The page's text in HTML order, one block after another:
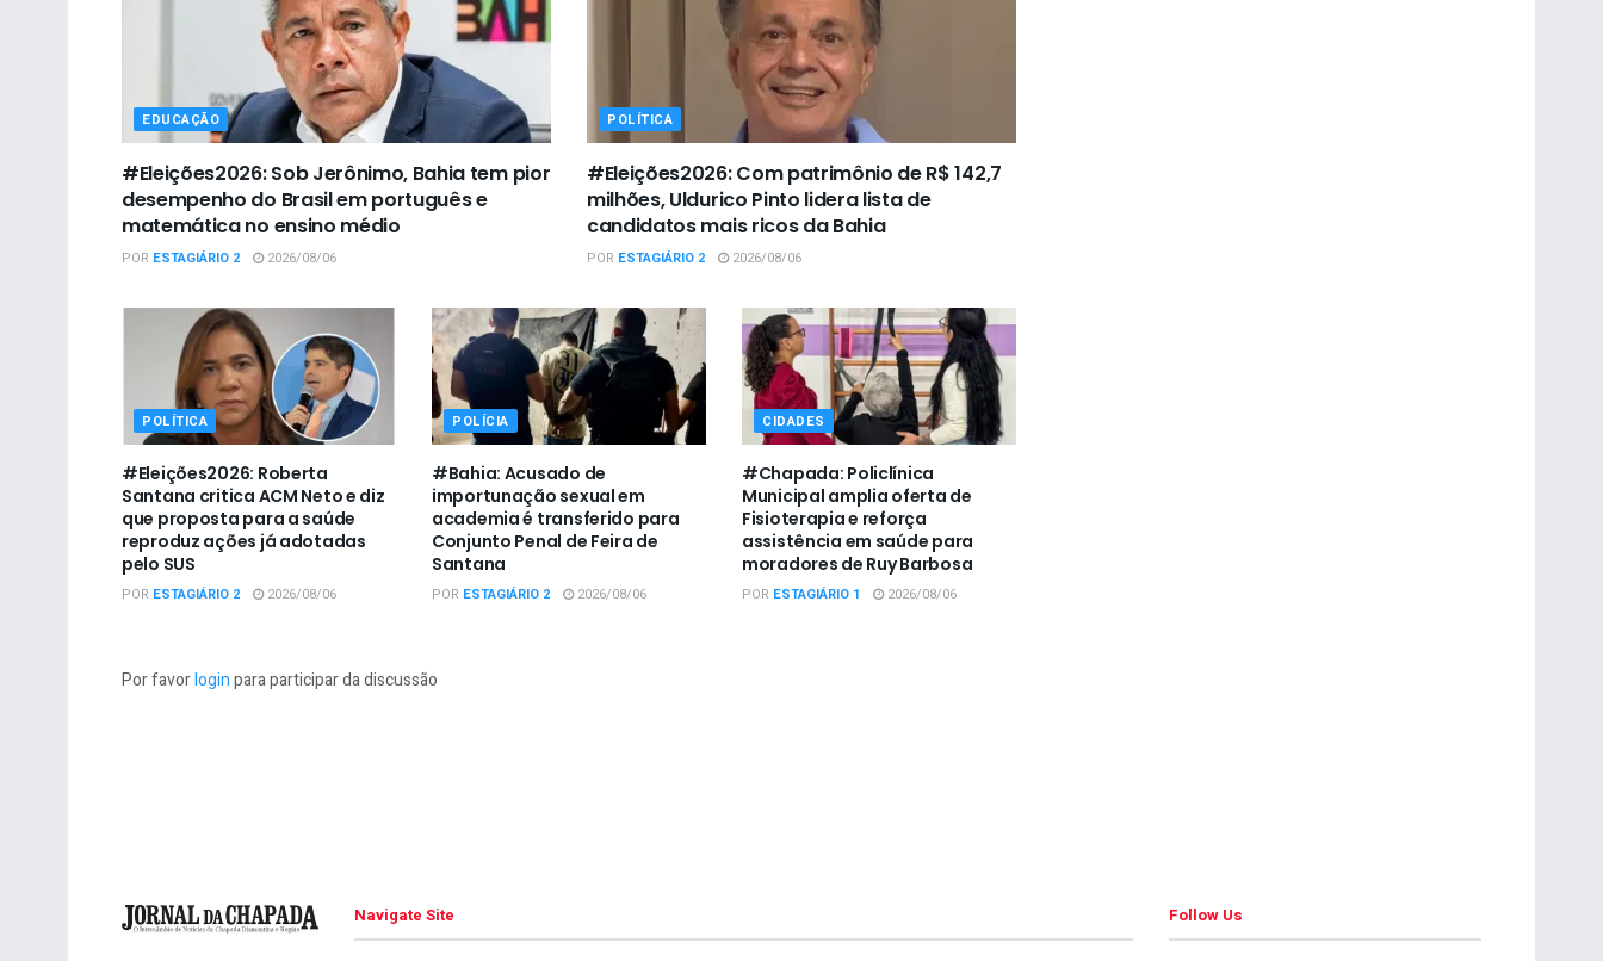
EDUCAÇÃO
#Eleições2026: Sob Jerônimo, Bahia tem pior
desempenho do Brasil em português e
matemática no ensino médio
POR ESTAGIÁRIO 2 2026/08/06
POLÍTICA
#Eleições2026: Com patrimônio de R$ 142,7
milhões, Uldurico Pinto lidera lista de
candidatos mais ricos da Bahia
POR ESTAGIÁRIO 2 2026/08/06
POLÍTICA
#Eleições2026: Roberta
Santana critica ACM Neto e diz
que proposta para a saúde
reproduz ações já adotadas
pelo SUS
POR ESTAGIÁRIO 2 2026/08/06
POLÍCIA
#Bahia: Acusado de
importunação sexual em
academia é transferido para
Conjunto Penal de Feira de
Santana
POR ESTAGIÁRIO 2 2026/08/06
CIDADES
#Chapada: Policlínica
Municipal amplia oferta de
Fisioterapia e reforça
assistência em saúde para
moradores de Ruy Barbosa
POR ESTAGIÁRIO 1 2026/08/06
Por favorloginpara participar da discussão
Navigate Site Follow Us